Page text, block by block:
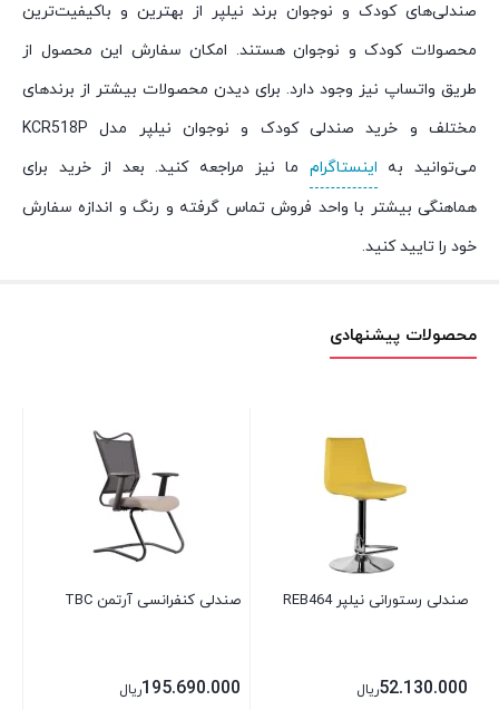
صندلی‌های کودک و نوجوان برند نیلپر از بهترین و باکیفیت‌ترین
محصولات کودک و نوجوان هستند. امکان سفارش این محصول از
طریق واتساپ نیز وجود دارد. برای دیدن محصولات بیشتر از برندهای
مختلف و خرید صندلی کودک و نوجوان نیلپر مدل KCR518P
می‌توانید به اینستاگرام ما نیز مراجعه کنید. بعد از خرید برای
هماهنگی بیشتر با واحد فروش تماس گرفته و رنگ و اندازه سفارش
خود را تایید کنید.
محصولات پیشنهادی
صندلی رستورانی نیلپر REB464
52.130.000ریال
صندلی کنفرانسی آرتمن TBC
195.690.000ریال